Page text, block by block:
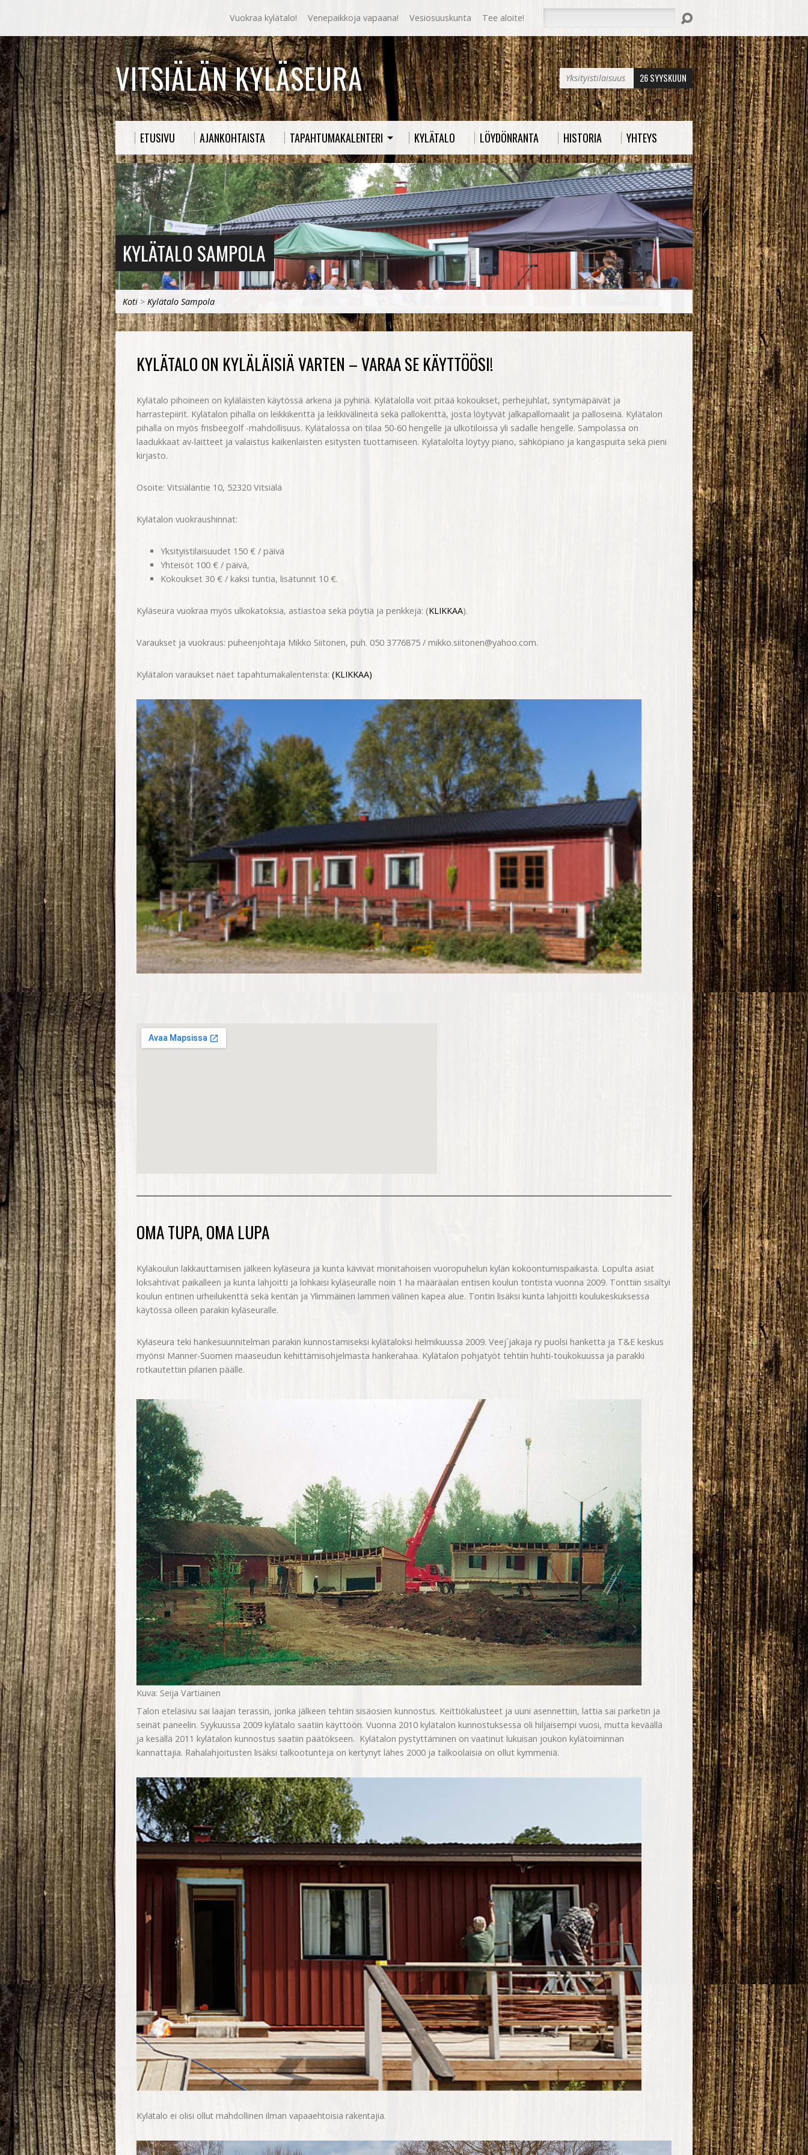
Vuokraa kylätalo! Venepaikkoja vapaana! Vesiosuuskunta Tee aloite!
VITSIÄLÄN KYLÄSEURA Yksityistilaisuus 26 SYYSKUUN
ETUSIVU AJANKOHTAISTA TAPAHTUMAKALENTERI KYLÄTALO LÖYDÖNRANTA HISTORIA YHTEYS
KYLÄTALO SAMPOLA
Koti > Kylätalo Sampola
KYLÄTALO ON KYLÄLÄISIÄ VARTEN – VARAA SE KÄYTTÖÖSI!
Kylätalo pihoineen on kyläläisten käytössä arkena ja pyhinä. Kylätalolla voit pitää kokoukset, perhejuhlat, syntymäpäivät ja
harrastepiirit. Kylätalon pihalla on leikkikenttä ja leikkivälineitä sekä pallokenttä, josta löytyvät jalkapallomaalit ja palloseinä. Kylätalon
pihalla on myös frisbeegolf -mahdollisuus. Kylätalossa on tilaa 50-60 hengelle ja ulkotiloissa yli sadalle hengelle. Sampolassa on
laadukkaat av-laitteet ja valaistus kaikenlaisten esitysten tuottamiseen. Kylätalolta löytyy piano, sähköpiano ja kangaspuita sekä pieni
kirjasto.
Osoite: Vitsiäläntie 10, 52320 Vitsiälä
Kylätalon vuokraushinnat:
Yksityistilaisuudet 150 € / päivä
Yhteisöt 100 € / päivä,
Kokoukset 30 € / kaksi tuntia, lisätunnit 10 €.
Kyläseura vuokraa myös ulkokatoksia, astiastoa sekä pöytiä ja penkkejä: (KLIKKAA).
Varaukset ja vuokraus: puheenjohtaja Mikko Siitonen, puh. 050 3776875 / mikko.siitonen@yahoo.com.
Kylätalon varaukset näet tapahtumakalenterista: (KLIKKAA)
OMA TUPA, OMA LUPA
Kyläkoulun lakkauttamisen jälkeen kyläseura ja kunta kävivät monitahoisen vuoropuhelun kylän kokoontumispaikasta. Lopulta asiat
loksahtivat paikalleen ja kunta lahjoitti ja lohkaisi kyläseuralle noin 1 ha määräalan entisen koulun tontista vuonna 2009. Tonttiin sisältyi
koulun entinen urheilukenttä sekä kentän ja Ylimmäinen lammen välinen kapea alue. Tontin lisäksi kunta lahjoitti koulukeskuksessa
käytössä olleen parakin kyläseuralle.
Kyläseura teki hankesuunnitelman parakin kunnostamiseksi kylätaloksi helmikuussa 2009. Veej´jakaja ry puolsi hanketta ja T&E keskus
myönsi Manner-Suomen maaseudun kehittämisohjelmasta hankerahaa. Kylätalon pohjatyöt tehtiin huhti-toukokuussa ja parakki
rotkautettiin pilarien päälle.
Kuva: Seija Vartiainen
Talon eteläsivu sai laajan terassin, jonka jälkeen tehtiin sisäosien kunnostus. Keittiökalusteet ja uuni asennettiin, lattia sai parketin ja
seinät paneelin. Syykuussa 2009 kylätalo saatiin käyttöön. Vuonna 2010 kylätalon kunnostuksessa oli hiljaisempi vuosi, mutta keväällä
ja kesällä 2011 kylätalon kunnostus saatiin päätökseen. Kylätalon pystyttäminen on vaatinut lukuisan joukon kylätoiminnan
kannattajia. Rahalahjoitusten lisäksi talkootunteja on kertynyt lähes 2000 ja talkoolaisia on ollut kymmeniä.
Kylätalo ei olisi ollut mahdollinen ilman vapaaehtoisia rakentajia.